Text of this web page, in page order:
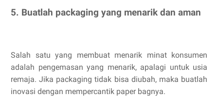
5. Buatlah packaging yang menarik dan aman
Salah satu yang membuat menarik minat konsumen
adalah pengemasan yang menarik, apalagi untuk usia
remaja. Jika packaging tidak bisa diubah, maka buatlah
inovasi dengan mempercantik paper bagnya.